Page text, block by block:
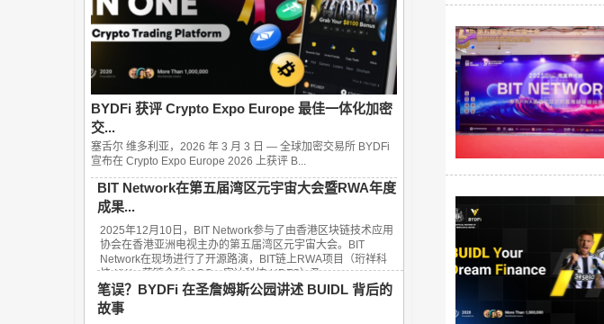
BYDFi 获评 Crypto Expo Europe 最佳一体化加密
交...
塞舌尔 维多利亚，2026 年 3 月 3 日 — 全球加密交易所 BYDFi
宣布在 Crypto Expo Europe 2026 上获评 B...
BIT Network在第五届湾区元宇宙大会暨RWA年度
成果...
2025年12月10日，BIT Network参与了由香港区块链技术应用
协会在香港亚洲电视主办的第五届湾区元宇宙大会。BIT
Network在现场进行了开源路演，BIT链上RWA项目（珩祥科
技-KW，艺链全球-ACG，安达科技-HDFS）及...
笔误？BYDFi 在圣詹姆斯公园讲述 BUIDL 背后的
故事